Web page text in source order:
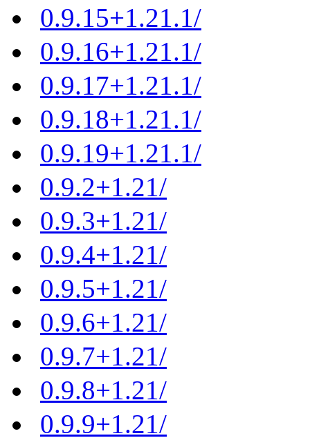
0.9.15+1.21.1/
0.9.16+1.21.1/
0.9.17+1.21.1/
0.9.18+1.21.1/
0.9.19+1.21.1/
0.9.2+1.21/
0.9.3+1.21/
0.9.4+1.21/
0.9.5+1.21/
0.9.6+1.21/
0.9.7+1.21/
0.9.8+1.21/
0.9.9+1.21/